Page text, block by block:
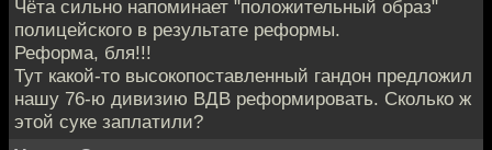
Чёта сильно напоминает "положительный образ"
полицейского в результате реформы.
Реформа, бля!!!
Тут какой-то высокопоставленный гандон предложил
нашу 76-ю дивизию ВДВ реформировать. Сколько ж
этой суке заплатили?